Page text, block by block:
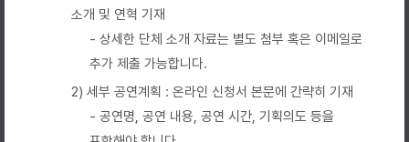
소개 및 연혁 기재
- 상세한 단체 소개 자료는 별도 첨부 혹은 이메일로
추가 제출 가능합니다.
2) 세부 공연계획 : 온라인 신청서 본문에 간략히 기재
- 공연명, 공연 내용, 공연 시간, 기획의도 등을